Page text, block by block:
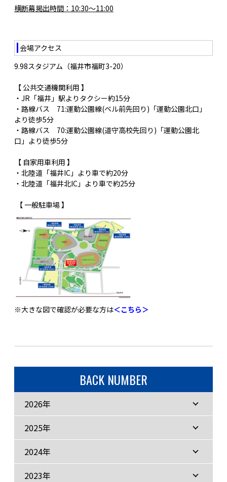
横断幕掲出時間：10:30〜11:00
会場アクセス
9.98スタジアム（福井市福町3-20）
【 公共交通機関利用 】
・JR「福井」駅よりタクシー約15分
・路線バス 71:運動公園線(ベル前先回り)「運動公園北口」
より徒歩5分
・路線バス 70:運動公園線(道守高校先回り)「運動公園北
口」より徒歩5分
【 自家用車利用 】
・北陸道「福井IC」より車で約20分
・北陸道「福井北IC」より車で約25分
【 一般駐車場 】
※大きな図で確認が必要な方は＜こちら＞
BACK NUMBER
2026年
2025年
2024年
2023年